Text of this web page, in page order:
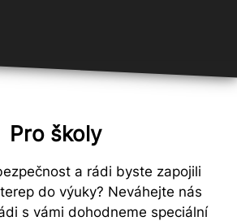
Pro školy
a rádi byste zapojili
do výuky? Neváhejte nás
s vámi dohodneme speciální